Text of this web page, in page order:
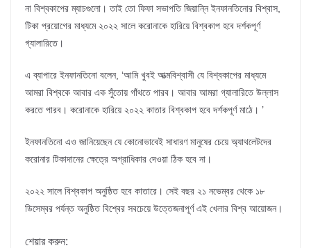
না বিশ্বকাপের ম্যাচগুলো। তাই তো ফিফা সভাপতি জিয়ান্নি ইনফানতিনোর বিশ্বাস,
টিকা প্রয়োগের মাধ্যমে ২০২২ সালে করোনাকে হারিয়ে বিশ্বকাপ হবে দর্শকপূর্ণ
গ্যালারিতে।
এ ব্যাপারে ইনফানতিনো বলেন, ‘আমি খুবই আত্মবিশ্বাসী যে বিশ্বকাপের মাধ্যমে
আমরা বিশ্বকে আবার এক সুঁতোয় গাঁথতে পারব। আবার আমরা গ্যালারিতে উল্লাস
করতে পারব। করোনাকে হারিয়ে ২০২২ কাতার বিশ্বকাপ হবে দর্শকপূর্ণ মাঠে। ’
ইনফানতিনো এও জানিয়েছেন যে কোনোভাবেই সাধারণ মানুষের চেয়ে অ্যাথলেটদের
করোনার টিকাদানের ক্ষেত্রে অগ্রাধিকার দেওয়া ঠিক হবে না।
২০২২ সালে বিশ্বকাপ অনুষ্ঠিত হবে কাতারে। সেই বছর ২১ নভেম্বর থেকে ১৮
ডিসেম্বর পর্যন্ত অনুষ্ঠিত বিশ্বের সবচেয়ে উত্তেজনাপূর্ণ এই খেলার বিশ্ব আয়োজন।
শেয়ার করুন: